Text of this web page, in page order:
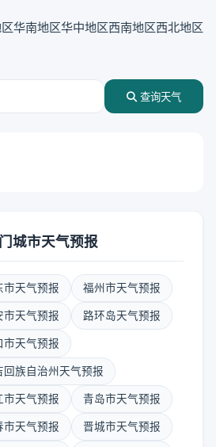
华南地区华中地区西南地区西北地区
查询天气
城市天气预报
市天气预报 福州市天气预报
市天气预报 路环岛天气预报
市天气预报
回族自治州天气预报
市天气预报 青岛市天气预报
市天气预报 晋城市天气预报